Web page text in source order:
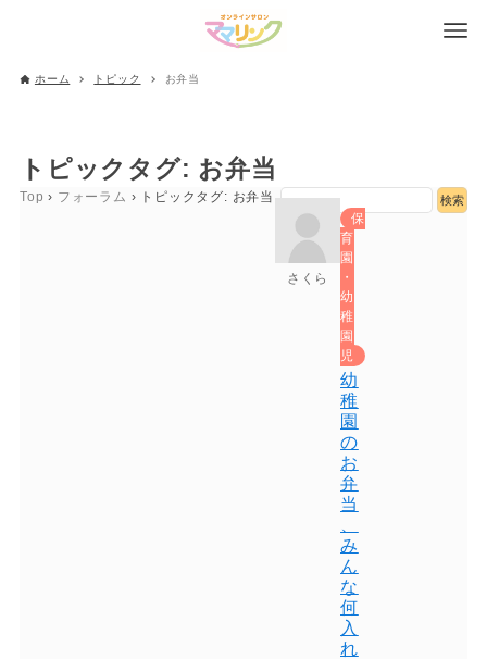
ホーム トピック お弁当
トピックタグ: お弁当
Top › フォーラム › トピックタグ: お弁当
さくら
保
育
園
・
幼
稚
園
児
幼
稚
園
の
お
弁
当
み
ん
な
何
入
れ